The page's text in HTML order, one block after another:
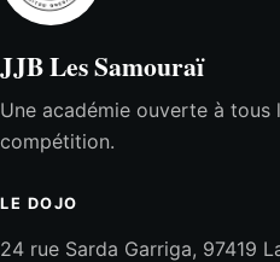
JJB Les Samouraï
Une académie ouverte à tous
compétition.
LE DOJO
24 rue Sarda Garriga, 97419